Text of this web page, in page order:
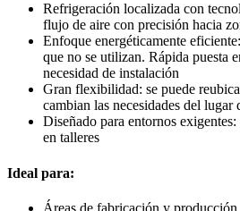
Refrigeración localizada con
flujo de aire con precisión hacia
Enfoque energéticamente
que no se utilizan. Rápida puesta
necesidad de instalación
Gran flexibilidad: se puede
cambian las necesidades del lugar
Diseñado para entornos
en talleres
Ideal para:
Áreas de fabricación y producción